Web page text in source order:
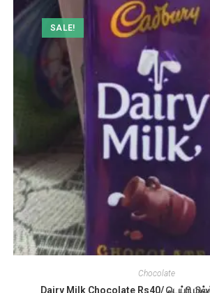
SALE!
Chocolate
Dairy Milk Chocolate Rs40/ டெய்ரி